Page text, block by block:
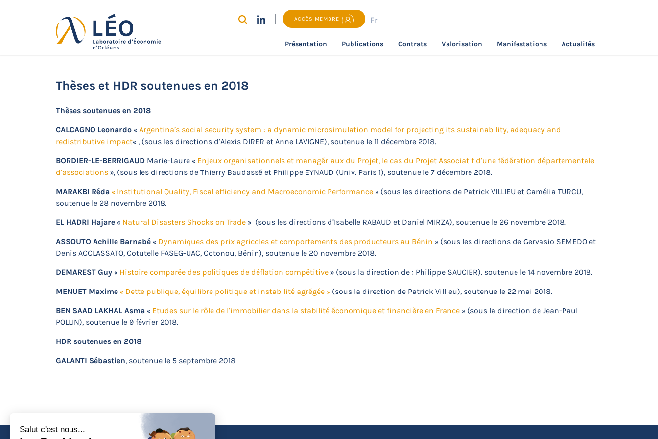
ACCÈS MEMBRE Fr
Présentation Publications Contrats Valorisation Manifestations Actualités
Actualités
Thèses et HDR soutenues en 2018
Thèses soutenues en 2018
CALCAGNO Leonardo « Argentina’s social security system : a dynamic microsimulation model for projecting its sustainability, adequacy and
redistributive impact« , (sous les directions d’Alexis DIRER et Anne LAVIGNE), soutenue le 11 décembre 2018.
BORDIER-LE-BERRIGAUD Marie-Laure « Enjeux organisationnels et managériaux du Projet, le cas du Projet Associatif d’une fédération départementale
d’associations », (sous les directions de Thierry Baudassé et Philippe EYNAUD (Univ. Paris 1), soutenue le 7 décembre 2018.
MARAKBI Réda « Institutional Quality, Fiscal efficiency and Macroeconomic Performance » (sous les directions de Patrick VILLIEU et Camélia TURCU,
soutenue le 28 novembre 2018.
EL HADRI Hajare « Natural Disasters Shocks on Trade » (sous les directions d’Isabelle RABAUD et Daniel MIRZA), soutenue le 26 novembre 2018.
ASSOUTO Achille Barnabé « Dynamiques des prix agricoles et comportements des producteurs au Bénin » (sous les directions de Gervasio SEMEDO et
Denis ACCLASSATO, Cotutelle FASEG-UAC, Cotonou, Bénin), soutenue le 20 novembre 2018.
DEMAREST Guy « Histoire comparée des politiques de déflation compétitive » (sous la direction de : Philippe SAUCIER). soutenue le 14 novembre 2018.
MENUET Maxime « Dette publique, équilibre politique et instabilité agrégée » (sous la direction de Patrick Villieu), soutenue le 22 mai 2018.
BEN SAAD LAKHAL Asma « Etudes sur le rôle de l’immobilier dans la stabilité économique et financière en France » (sous la direction de Jean-Paul
POLLIN), soutenue le 9 février 2018.
HDR soutenues en 2018
GALANTI Sébastien, soutenue le 5 septembre 2018